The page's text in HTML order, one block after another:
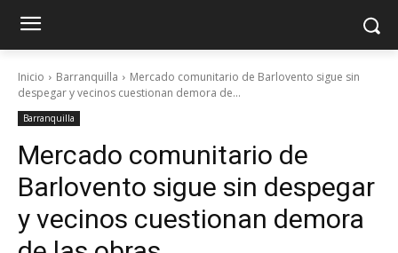
Inicio Barranquilla
Mercado comunitario de Barlovento sigue sin
despegar y vecinos cuestionan demora de...
Barranquilla
Mercado comunitario de
Barlovento sigue sin despegar
y vecinos cuestionan demora